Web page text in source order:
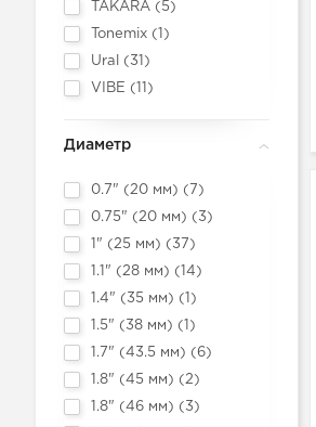
TAKARA ( 5)
Tonemix ( )
Ural ( 31 )
VIBE ( )
Диаметр
0.7" (20 мм) ( 7)
0.75" (20 мм) ( 3)
1" (25 мм) ( 37)
1.1" (28 мм) ( 14)
1.4" (35 мм) ( )
1.5" (38 мм) ( )
1.7" (43.5 мм) (6)
1.8" (45 мм) ( 2)
1.8" (46 мм) ( 3)